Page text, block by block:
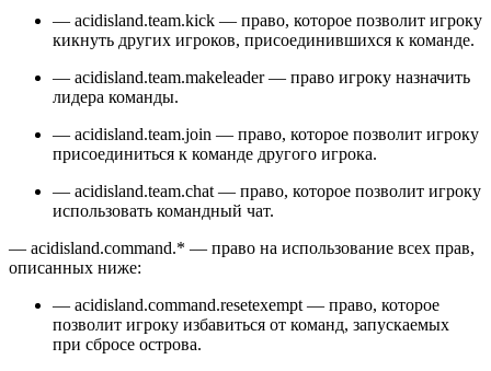
— acidisland.team.kick — право, которое позволит игроку
кикнуть других игроков, присоединившихся к команде.
— acidisland.team.makeleader — право игроку назначить
лидера команды.
— acidisland.team.join — право, которое позволит игроку
присоединиться к команде другого игрока.
— acidisland.team.chat — право, которое позволит игроку
использовать командный чат.
— acidisland.command.* — право на использование всех прав,
описанных ниже:
— acidisland.command.resetexempt — право, которое
позволит игроку избавиться от команд, запускаемых
при сбросе острова.